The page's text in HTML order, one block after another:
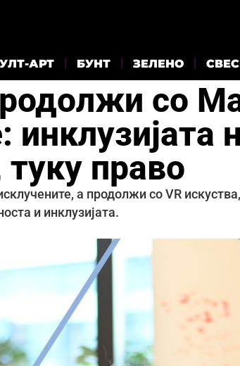
АРТ БУНТ ЗЕЛЕНО
со
инклузијата
туку право
а продолжи со VR
и инклузијата.